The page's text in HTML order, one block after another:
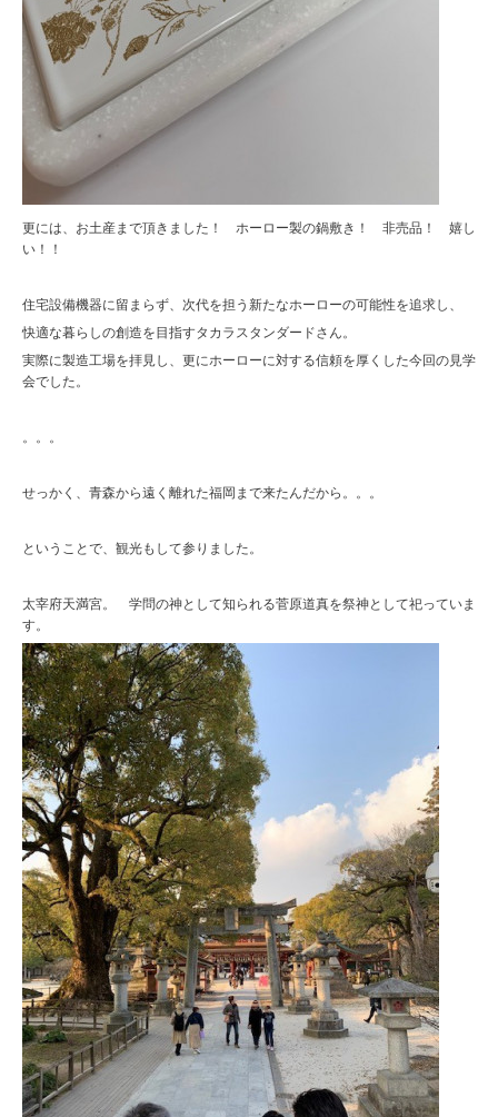
更には、お土産まで頂きました！ ホーロー製の鍋敷き！ 非売品！ 嬉し
い！！
住宅設備機器に留まらず、次代を担う新たなホーローの可能性を追求し、
快適な暮らしの創造を目指すタカラスタンダードさん。
実際に製造工場を拝見し、更にホーローに対する信頼を厚くした今回の見学
会でした。
。。。
せっかく、青森から遠く離れた福岡まで来たんだから。。。
ということで、観光もして参りました。
太宰府天満宮。 学問の神として知られる菅原道真を祭神として祀っていま
す。